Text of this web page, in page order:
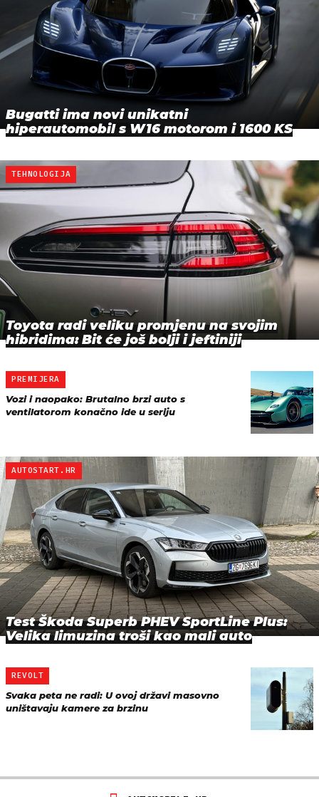
Bugatti ima novi unikatni
hiperautomobil s W16 motorom i 1600 KS
TEHNOLOGIJA
Toyota radi veliku promjenu na svojim
hibridima: Bit će još bolji i jeftiniji
PREMIJERA
Vozi i naopako: Brutalno brzi auto s
ventilatorom konačno ide u seriju
AUTOSTART.HR
Test Škoda Superb PHEV SportLine Plus:
Velika limuzina troši kao mali auto
REVOLT
Svaka peta ne radi: U ovoj državi masovno
uništavaju kamere za brzinu